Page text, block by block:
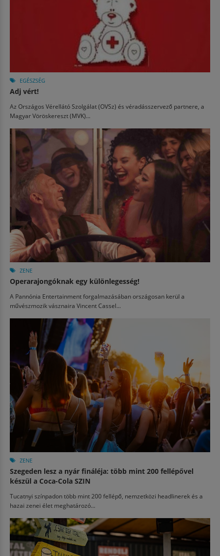
EGÉSZSÉG
Adj vért!
Az Országos Vérellátó Szolgálat (OVSz) és véradásszervező partnere, a
Magyar Vöröskereszt (MVK)...
ZENE
Operarajongóknak egy különlegesség!
A Pannónia Entertainment forgalmazásában országosan kerül a
művészmozik vásznaira Vincent Cassel...
ZENE
Szegeden lesz a nyár fináléja: több mint 200 fellépővel
készül a Coca-Cola SZIN
Tucatnyi színpadon több mint 200 fellépő, nemzetközi headlinerek és a
hazai zenei élet meghatározó...